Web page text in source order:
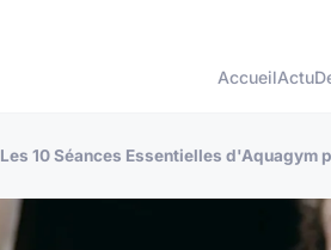
AccueilActu
Les 10 Séances Essentielles d'Aquagym